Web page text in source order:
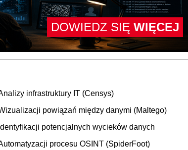
DOWIEDZ SIĘ WIĘCEJ
infrastruktury IT (Censys)
powiązań między danymi (Maltego)
Identyfikacji potencjalnych wycieków danych
procesu OSINT (SpiderFoot)